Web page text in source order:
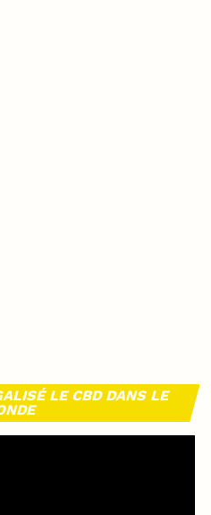
LE CBD DANS LE